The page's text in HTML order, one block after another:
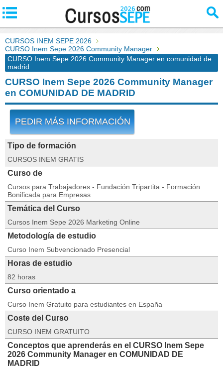
CURSOS INEM SEPE 2026
CURSO Inem Sepe 2026 Community Manager
CURSO Inem Sepe 2026 Community Manager en comunidad de
madrid
CURSO Inem Sepe 2026 Community Manager
en COMUNIDAD DE MADRID
PEDIR MÁS INFORMACIÓN
Tipo de formación
CURSOS INEM GRATIS
Curso de
Cursos para Trabajadores - Fundación Tripartita - Formación
Bonificada para Empresas
Temática del Curso
Cursos Inem Sepe 2026 Marketing Online
Metodología de estudio
Curso Inem Subvencionado Presencial
Horas de estudio
82 horas
Curso orientado a
Curso Inem Gratuito para estudiantes en España
Coste del Curso
CURSO INEM GRATUITO
Conceptos que aprenderás en el CURSO Inem Sepe
2026 Community Manager en COMUNIDAD DE
MADRID